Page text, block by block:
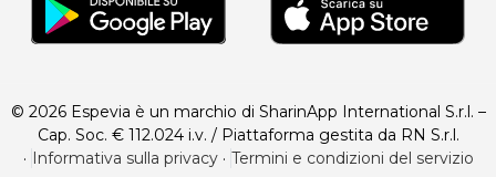
© 2026 Espevia è un marchio di SharinApp International S.r.l. –
Cap. Soc. € 112.024 i.v. / Piattaforma gestita da RN S.r.l.
· Informativa sulla privacy· Termini e condizioni del servizio